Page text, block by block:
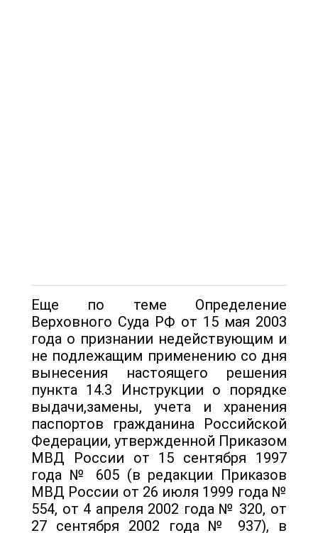
Еще по теме Определение
Верховного Суда РФ от 15 мая 2003
года о признании недействующим и
не подлежащим применению со дня
вынесения настоящего решения
пункта 14.3 Инструкции о порядке
выдачи,замены, учета и хранения
паспортов гражданина Российской
Федерации, утвержденной Приказом
МВД России от 15 сентября 1997
года № 605 (в редакции Приказов
МВД России от 26 июля 1999 года №
554, от 4 апреля 2002 года № 320, от
27 сентября 2002 года № 937), в